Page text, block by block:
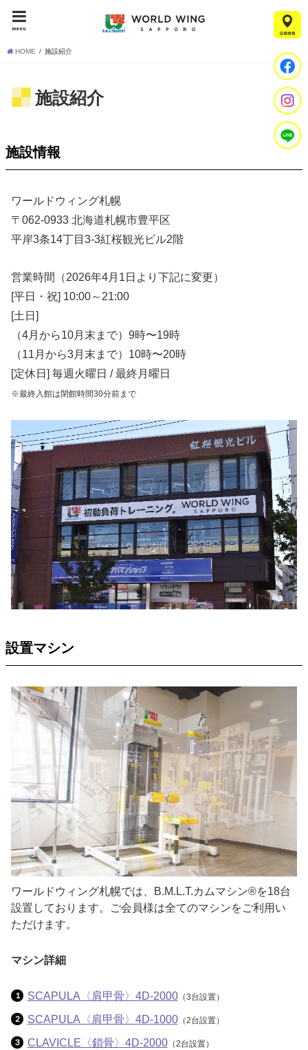
menu
HOME 施設紹介
施設紹介
施設情報
ワールドウィング札幌
〒062-0933 北海道札幌市豊平区
平岸3条14丁目3-3紅桜観光ビル2階
営業時間（2026年4月1日より下記に変更）
[平日・祝] 10:00～21:00
[土日]
（4月から10月末まで）9時〜19時
（11月から3月末まで）10時〜20時
[定休日] 毎週火曜日 / 最終月曜日
※最終入館は閉館時間30分前まで
設置マシン
ワールドウィング札幌では、B.M.L.T.カムマシン®を18台
設置しております。ご会員様は全てのマシンをご利用い
ただけます。
マシン詳細
SCAPULA〈肩甲骨〉4D-2000（3台設置）
SCAPULA〈肩甲骨〉4D-1000（2台設置）
CLAVICLE〈鎖骨〉4D-2000（2台設置）